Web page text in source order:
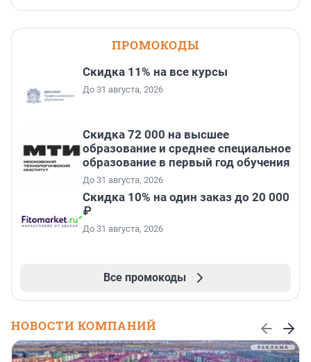
ПРОМОКОДЫ
Скидка 11% на все курсы
До 31 августа, 2026
Скидка 72 000 на высшее
образование и среднее специальное
образование в первый год обучения
До 31 августа, 2026
Скидка 10% на один заказ до 20 000
₽
До 31 августа, 2026
Все промокоды
НОВОСТИ КОМПАНИЙ